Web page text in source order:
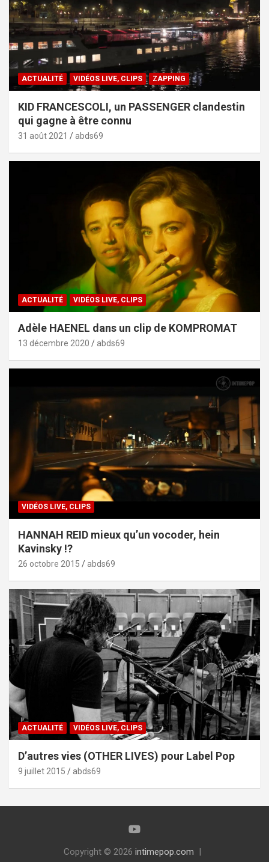
ACTUALITÉ VIDÉOS LIVE, CLIPS ZAPPING
KID FRANCESCOLI, un PASSENGER clandestin
qui gagne à être connu
31 août 2021 abds69
ACTUALITÉ VIDÉOS LIVE, CLIPS
Adèle HAENEL dans un clip de KOMPROMAT
13 décembre 2020 abds69
VIDÉOS LIVE, CLIPS
HANNAH REID mieux qu’un vocoder, hein
Kavinsky !?
26 octobre 2015 abds69
ACTUALITÉ VIDÉOS LIVE, CLIPS
D’autres vies (OTHER LIVES) pour Label Pop
9 juillet 2015 abds69
Copyright © 2026 intimepop.com